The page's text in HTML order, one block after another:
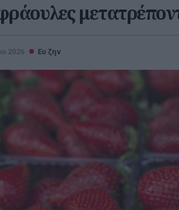
2026 Ευ ζην